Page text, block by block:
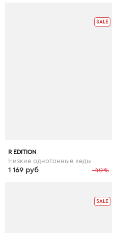
SALE
R ÉDITION
Низкие однотонные кеды
-40%
1 169 руб
SALE